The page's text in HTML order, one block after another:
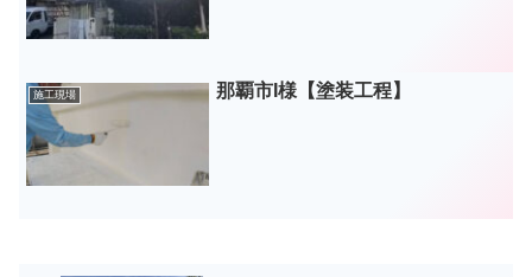
施工現場 那覇市I様【塗装工程】